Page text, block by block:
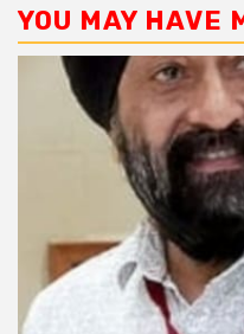
YOU MAY HAVE